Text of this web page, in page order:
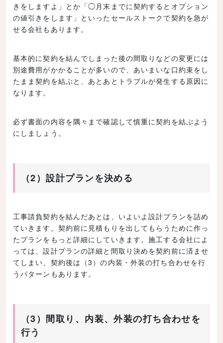
きをしますよ」とか「◯月末までに契約するとオプション
の値引きをします」といったセールストークで契約を急が
せる会社もあります。
基本的に契約を結んでしまった後の間取りなどの変更には
別途費用がかかることが多いので、あいまいな口約束をし
たまま契約を結ぶと、あとあとトラブルが発生する原因に
なります。
必ず書面の内容を隅々まで確認して慎重に契約を結ぶよう
にしましょう。
（2）設計プランを決める
工事請負契約を結んだあとは、いよいよ設計プランを詰め
ていきます。契約前に見積もりを出してもらうために作っ
たプランをもっと詳細にしていきます。施工する会社によ
っては、設計プランの詳細と間取り決めを契約前に済ませ
てしまい、契約後は（3）の内装・外装の打ち合わせを行
うパターンもあります。
（3）間取り、内装、外装の打ち合わせを
行う